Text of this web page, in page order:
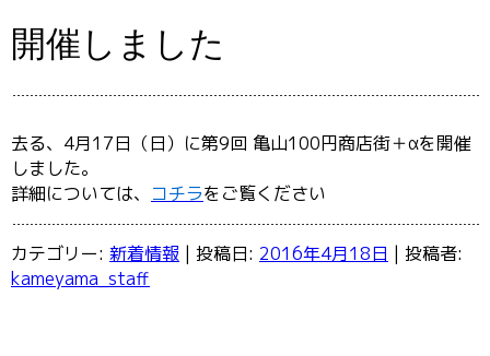
開催しました
去る、4月17日（日）に第9回 亀山100円商店街＋αを開催
しました。
詳細については、 コチラをご覧ください
カテゴリー: 新着情報 | 投稿日: 2016年4月18日 | 投稿者:
kameyama_staff